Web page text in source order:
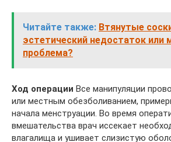
Читайте также: Втянутые
эстетический недостаток или
проблема?
Ход операции Все манипуляции
или местным обезболиванием,
начала менструации. Во время
вмешательства врач иссекает
влагалища и ушивает слизистую